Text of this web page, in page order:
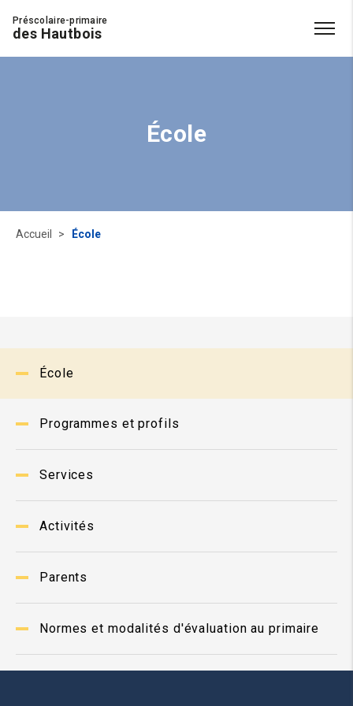
Préscolaire-primaire
des Hautbois
École
École
Programmes et profils
Services
Activités
Parents
Normes et modalités d'évaluation au primaire
Accueil École